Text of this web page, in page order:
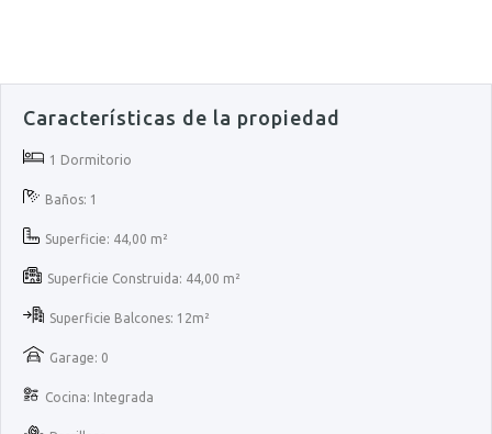
Características de la propiedad
1 Dormitorio
Baños: 1
Superficie: 44,00 m²
Superficie Construida: 44,00 m²
Superficie Balcones: 12m²
Garage: 0
Cocina: Integrada